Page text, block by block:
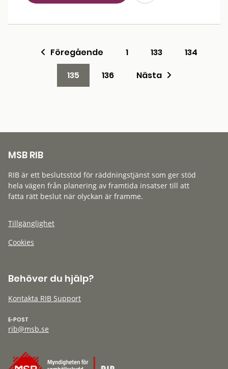
Föregående 1 133
134
135
136 Nästa
MSB RIB
RIB är ett beslutsstöd för räddningstjänst som ger stöd
hela vägen från planering av framtida insatser till att
fatta rätt beslut när olyckan är framme.
Tillgänglighet
Cookies
Behöver du hjälp?
Kontakta RIB Support
E-POST
rib@msb.se